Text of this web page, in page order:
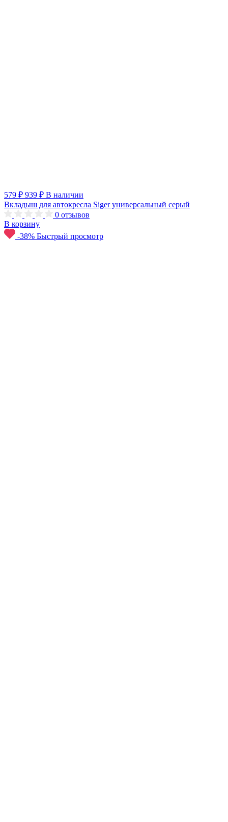
579 ₽ 939 ₽ В наличии
Вкладыш для автокресла Siger универсальный серый
0 отзывов
В корзину
-38% Быстрый просмотр